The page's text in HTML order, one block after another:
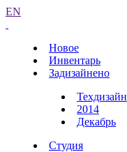
EN
Новое
Инвентарь
Задизайнено
Техдизайн
2014
Декабрь
Студия